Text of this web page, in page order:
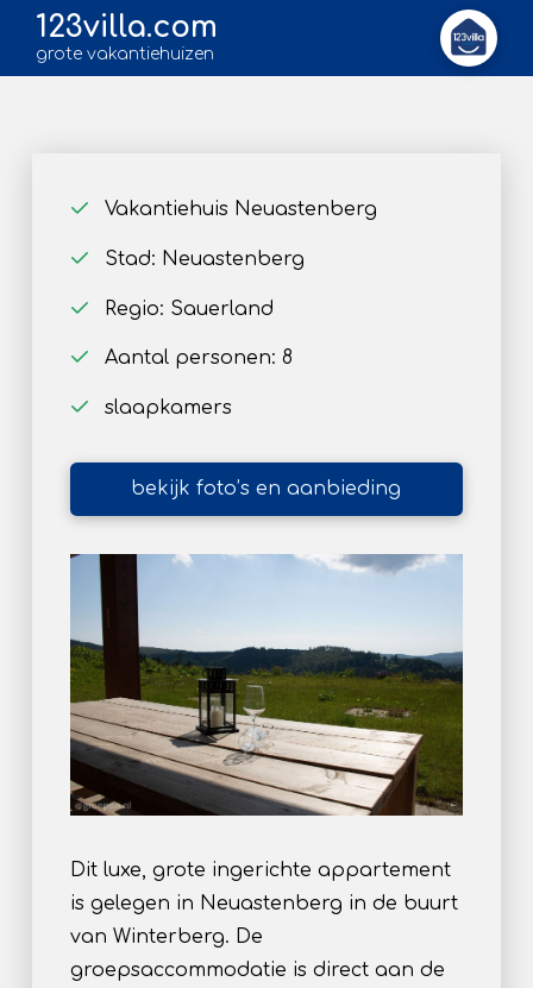
123villa.com
grote vakantiehuizen
Vakantiehuis Neuastenberg
Stad: Neuastenberg
Regio: Sauerland
Aantal personen: 8
slaapkamers
bekijk foto’s en aanbieding
Dit luxe, grote ingerichte appartement
is gelegen in Neuastenberg in de buurt
van Winterberg. De
groepsaccommodatie is direct aan de